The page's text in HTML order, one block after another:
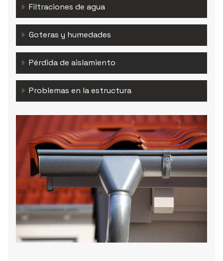
Filtraciones de agua
Goteras y humedades
Pérdida de aislamiento
Problemas en la estructura